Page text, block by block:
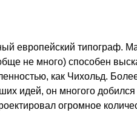
европейский типограф.
не много) способен
как Чихольд.
идей, он многого
огромное